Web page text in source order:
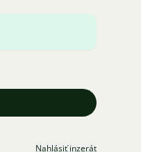
Nahlásiť inzerát